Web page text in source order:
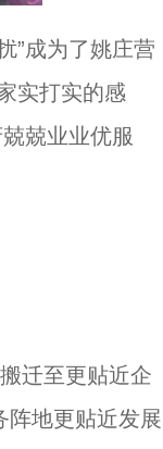
”成为了姚庄营
实打实的感
兢业业优服
迁至更贴近企
阵地更贴近发展